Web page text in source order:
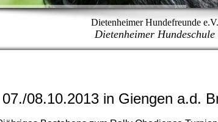
Dietenheimer Hundefreunde e.V.
Dietenheimer Hundeschule
08.10.2013 in Giengen a.d.